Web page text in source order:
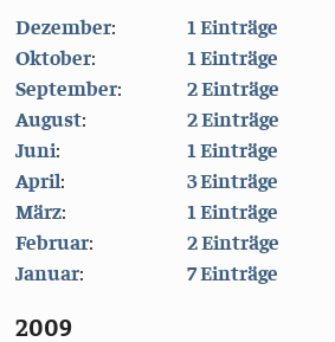
Dezember:
1 Einträge
Oktober:
1 Einträge
September:
2 Einträge
August:
2 Einträge
Juni:
1 Einträge
April:
3 Einträge
März:
1 Einträge
Februar:
2 Einträge
Januar: 7 Einträge
2009